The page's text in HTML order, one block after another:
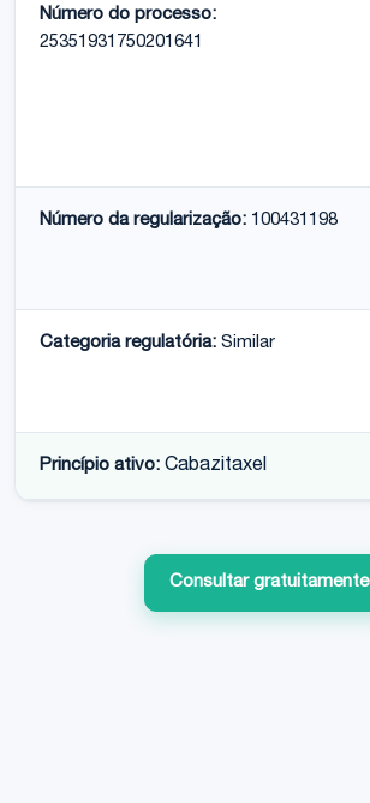
Número do processo:
25351931750201641
Número da regularização: 100431198
Categoria regulatória: Similar
Princípio ativo: Cabazitaxel
Consultar gratuitamente